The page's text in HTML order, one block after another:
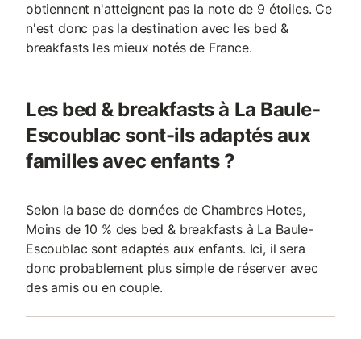
obtiennent n'atteignent pas la note de 9 étoiles. Ce
n'est donc pas la destination avec les bed &
breakfasts les mieux notés de France.
Les bed & breakfasts à La Baule-
Escoublac sont-ils adaptés aux
familles avec enfants ?
Selon la base de données de Chambres Hotes,
Moins de 10 % des bed & breakfasts à La Baule-
Escoublac sont adaptés aux enfants. Ici, il sera
donc probablement plus simple de réserver avec
des amis ou en couple.